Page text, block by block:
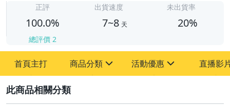
正評
100.0%
總評價 2
出貨速度
7~8 天
未出貨率
20%
首頁主打 商品分類
其它
活動優惠
[全店] 周年慶
直播影